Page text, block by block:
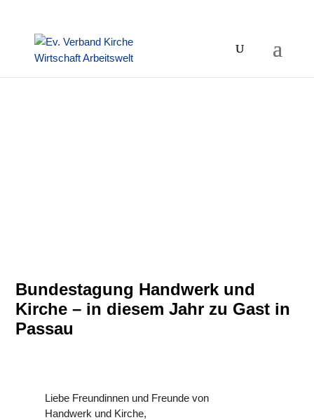
Bundestagung Handwerk und
Kirche – in diesem Jahr zu Gast in
Passau
Liebe Freun­din­nen und Freunde von
Handwerk und Kirche,